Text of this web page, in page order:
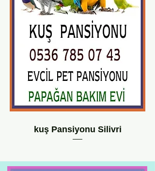
kuş Pansiyonu Silivri